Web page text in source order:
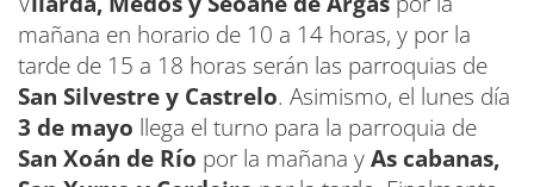
mañana en horario de 10 a 14 horas, y por la
tarde de 15 a 18 horas serán las parroquias de
San Silvestre y Castrelo. Asimismo, el lunes día
3 de mayo llega el turno para la parroquia de
San Xoán de Río por la mañana yAs cabanas,